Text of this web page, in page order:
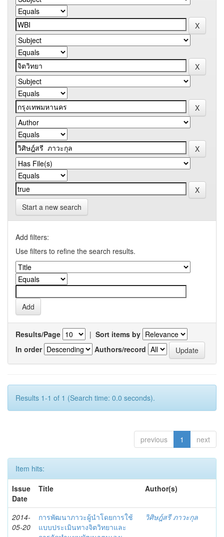
Start a new search
Add filters:
Use filters to refine the search results.
Results/Page | Sort items by
In order
Authors/record
Results 1-1 of 1 (Search time: 0.0 seconds).
previous 1 next
Item hits:
Issue
Date
Title Author(s)
2014-
05-20
การพัฒนาภาวะผู้นำโดยการใช้
แบบประเมินทางจิตวิทยาและ
วิศิษฎ์สรี ภาวะกุล